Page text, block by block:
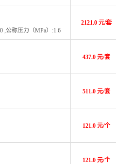
,公称压力（MPa）:1.6
2121.0 元/套
437.0 元/套
511.0 元/套
121.0 元/个
121.0 元/个